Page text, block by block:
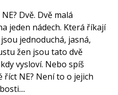
Dvě. Dvě malá
jeden nádech. Která říkají
jednoduchá, jasná,
žen jsou tato dvě
vysloví. Nebo spíš
říct NE? Není to o jejich